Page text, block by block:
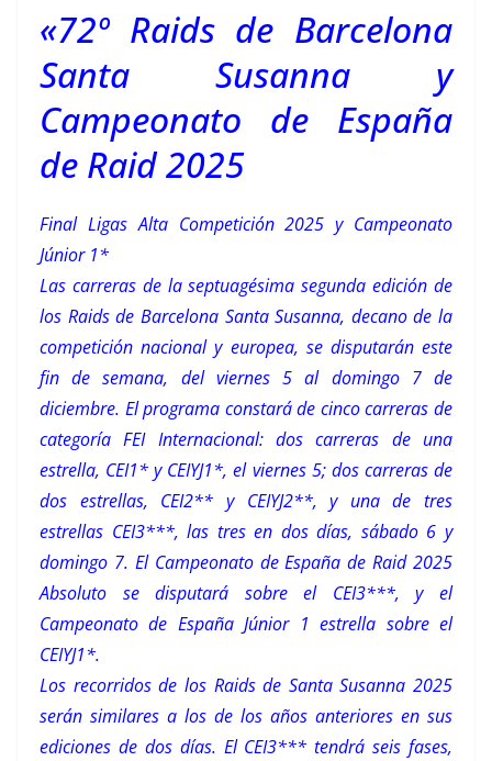
«72º Raids de Barcelona
Santa Susanna y
Campeonato de España
de Raid 2025
Final Ligas Alta Competición 2025 y Campeonato
Júnior 1*
Las carreras de la septuagésima segunda edición de
los Raids de Barcelona Santa Susanna, decano de la
competición nacional y europea, se disputarán este
fin de semana, del viernes 5 al domingo 7 de
diciembre. El programa constará de cinco carreras de
categoría FEI Internacional: dos carreras de una
estrella, CEI1* y CEIYJ1*, el viernes 5; dos carreras de
dos estrellas, CEI2** y CEIYJ2**, y una de tres
estrellas CEI3***, las tres en dos días, sábado 6 y
domingo 7. El Campeonato de España de Raid 2025
Absoluto se disputará sobre el CEI3***, y el
Campeonato de España Júnior 1 estrella sobre el
CEIYJ1*.
Los recorridos de los Raids de Santa Susanna 2025
serán similares a los de los años anteriores en sus
ediciones de dos días. El CEI3*** tendrá seis fases,